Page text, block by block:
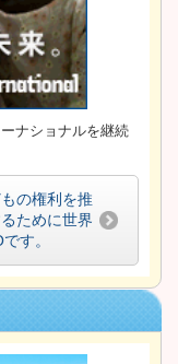
ナショナルを継続
の権利を推
ために世界
す。